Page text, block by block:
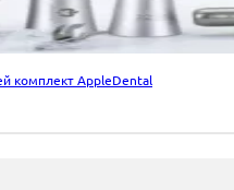
комплект AppleDental